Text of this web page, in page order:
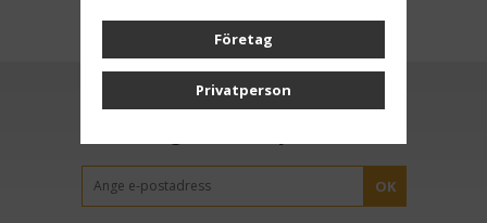
OK
Företag
Privatperson